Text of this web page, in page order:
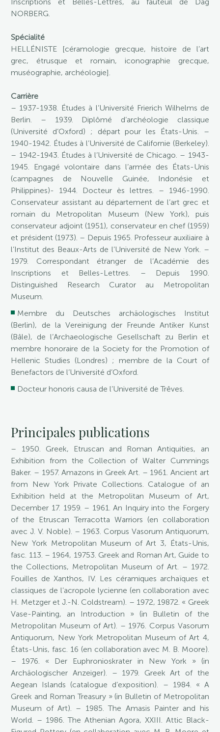
NORBERG.
Spécialité
HELLÉNISTE [céramologie grecque, histoire de l’art
grec, étrusque et romain, iconographie grecque,
muséographie, archéologie].
Carrière
– 1937-1938. Études à l’Université Frierich Wilhelms de
Berlin. – 1939. Diplômé d’archéologie classique
(Université d’Oxford) ; départ pour les États-Unis. –
1940-1942. Études à l’Université de Californie (Berkeley).
– 1942-1943. Études à l’Université de Chicago. – 1943-
1945. Engagé volontaire dans l’armée des États-Unis
(campagnes de Nouvelle Guinée, Indonésie et
Philippines)- 1944. Docteur ès lettres. – 1946-1990.
Conservateur assistant au département de l’art grec et
romain du Metropolitan Museum (New York), puis
conservateur adjoint (1951), conservateur en chef (1959)
et président (1973). – Depuis 1965. Professeur auxiliaire à
l’Institut des Beaux-Arts de l’Université de New York. –
1979. Correspondant étranger de l’Académie des
Inscriptions et Belles-Lettres. – Depuis 1990.
Distinguished Research Curator au Metropolitan
Museum.
Membre du Deutsches archäologisches Institut
(Berlin), de la Vereinigung der Freunde Antiker Kunst
(Bâle), de l’Archaeologische Gesellschaft zu Berlin et
membre honoraire de la Society for the Promotion of
Hellenic Studies (Londres) ; membre de la Court of
Benefactors de l’Université d’Oxford.
Docteur honoris causa de l’Université de Trêves.
Principales publications
– 1950. Greek, Etruscan and Roman Antiquities, an
Exhibition from the Collection of Walter Cummings
Baker. – 1957. Amazons in Greek Art. – 1961. Ancient art
from New York Private Collections. Catalogue of an
Exhibition held at the Metropolitan Museum of Art,
December 17. 1959. – 1961. An Inquiry into the Forgery
of the Etruscan Terracotta Warriors (en collaboration
avec J. V. Noble). – 1963. Corpus Vasorum Antiquorum,
New York Metropolitan Museum of Art 3, États-Unis,
fasc. 113. – 1964, 19753. Greek and Roman Art, Guide to
the Collections, Metropolitan Museum of Art. – 1972.
Fouilles de Xanthos, IV. Les céramiques archaïques et
classiques de l’acropole lycienne (en collaboration avec
H. Metzger et J.-N. Coldstream). – 1972, 19872. « Greek
Vase-Painting, an Introduction » (in Bulletin of the
Metropolitan Museum of Art). – 1976. Corpus Vasorum
Antiquorum, New York Metropolitan Museum of Art 4,
États-Unis, fasc. 16 (en collaboration avec M. B. Moore).
– 1976. « Der Euphronioskrater in New York » (in
Archäologischer Anzeiger). – 1979. Greek Art of the
Aegean Islands (catalogue d’exposition). – 1984. « A
Greek and Roman Treasury » (in Bulletin of Metropolitan
Museum of Art). – 1985. The Amasis Painter and his
World. – 1986. The Athenian Agora, XXIII. Attic Black-